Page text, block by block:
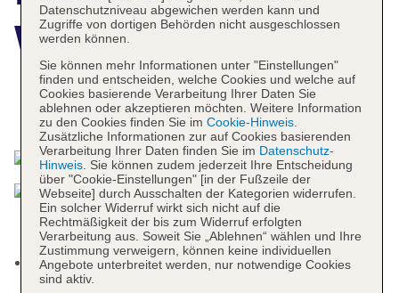
Walpurgishof
Das bietet Ihre Unterkunft
Kurtaxe/Ökotaxe/Touristensteuer zahlbar vor Ort:
pro Tag/pro Person ca. 3 EUR
Datenschutzniveau abgewichen werden kann und
Zugriffe von dortigen Behörden nicht ausgeschlossen
werden können.
Sie können mehr Informationen unter "Einstellungen"
finden und entscheiden, welche Cookies und welche auf
Cookies basierende Verarbeitung Ihrer Daten Sie
ablehnen oder akzeptieren möchten. Weitere Information
zu den Cookies finden Sie im Cookie-Hinweis.
Zusätzliche Informationen zur auf Cookies basierenden
Verarbeitung Ihrer Daten finden Sie im Datenschutz-
Hinweis. Sie können zudem jederzeit Ihre Entscheidung
über "Cookie-Einstellungen" [in der Fußzeile der
Webseite] durch Ausschalten der Kategorien widerrufen.
Ein solcher Widerruf wirkt sich nicht auf die
Rechtmäßigkeit der bis zum Widerruf erfolgten
Verarbeitung aus. Soweit Sie „Ablehnen“ wählen und Ihre
Zustimmung verweigern, können keine individuellen
Angebote unterbreitet werden, nur notwendige Cookies
sind aktiv.